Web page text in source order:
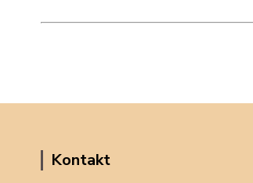
Kontakt